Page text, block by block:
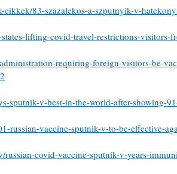
83-szazalekos-a-szputnyik-v-
lifting-covid-travel-restrictions-visitors-
requiring-foreign-visitors-be-
sputnik-v-best-in-the-world-after-showing-
russian-vaccine-sputnik-v-to-be-effective-
covid-vaccine-sputnik-v-years-